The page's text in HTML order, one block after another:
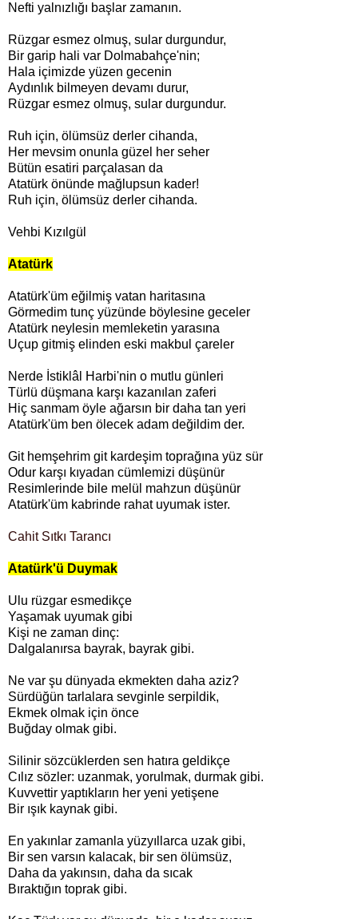
Nefti yalnızlığı başlar zamanın.
Rüzgar esmez olmuş, sular durgundur,
Bir garip hali var Dolmabahçe'nin;
Hala içimizde yüzen gecenin
Aydınlık bilmeyen devamı durur,
Rüzgar esmez olmuş, sular durgundur.
Ruh için, ölümsüz derler cihanda,
Her mevsim onunla güzel her seher
Bütün esatiri parçalasan da
Atatürk önünde mağlupsun kader!
Ruh için, ölümsüz derler cihanda.
Vehbi Kızılgül
Atatürk
Atatürk'üm eğilmiş vatan haritasına
Görmedim tunç yüzünde böylesine geceler
Atatürk neylesin memleketin yarasına
Uçup gitmiş elinden eski makbul çareler
Nerde İstiklâl Harbi'nin o mutlu günleri
Türlü düşmana karşı kazanılan zaferi
Hiç sanmam öyle ağarsın bir daha tan yeri
Atatürk'üm ben ölecek adam değildim der.
Git hemşehrim git kardeşim toprağına yüz sür
Odur karşı kıyadan cümlemizi düşünür
Resimlerinde bile melül mahzun düşünür
Atatürk'üm kabrinde rahat uyumak ister.
Cahit Sıtkı Tarancı
Atatürk'ü Duymak
Ulu rüzgar esmedikçe
Yaşamak uyumak gibi
Kişi ne zaman dinç:
Dalgalanırsa bayrak, bayrak gibi.
Ne var şu dünyada ekmekten daha aziz?
Sürdüğün tarlalara sevginle serpildik,
Ekmek olmak için önce
Buğday olmak gibi.
Silinir sözcüklerden sen hatıra geldikçe
Cılız sözler: uzanmak, yorulmak, durmak gibi.
Kuvvettir yaptıkların her yeni yetişene
Bir ışık kaynak gibi.
En yakınlar zamanla yüzyıllarca uzak gibi,
Bir sen varsın kalacak, bir sen ölümsüz,
Daha da yakınsın, daha da sıcak
Bıraktığın toprak gibi.